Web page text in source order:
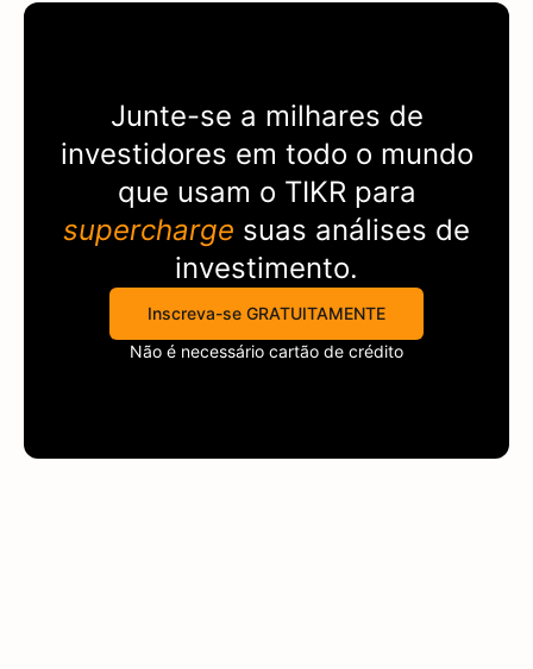
Junte-se a milhares de
investidores em todo o mundo
que usam o TIKR para
supercharge suas análises de
investimento.
Inscreva-se GRATUITAMENTE
Não é necessário cartão de crédito